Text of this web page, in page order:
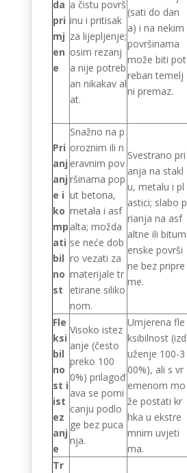
da
pri
mj
en
e
a čistu površ
inu i pritisak
za lijepljenje;
osim rezanj
a nije potreb
an nikakav al
at.
(sati do dan
a) i na nekim
površinama
može biti pot
reban temelj
ni premaz.
Pri
anj
anj
e i
ko
mp
ati
bil
no
st
Snažno na p
oroznim ili n
eravnim pov
ršinama pop
ut betona,
metala i asf
alta; možda
se neće dob
ro vezati za
materijale tr
etirane siliko
nom.
Svestrano pri
anja na stakl
u, metalu i pl
astici; slabo p
rianja na asf
altne ili bitum
enske površi
ne bez pripre
me.
Fle
ksi
bil
no
st i
ist
ez
anj
e
Visoko istez
anje (često
preko 100
0%) prilagođ
ava se pomi
canju podlo
ge bez puca
nja.
Umjerena fle
ksibilnost (izd
uženje 100-3
00%), ali s vr
emenom mo
že postati kr
hka u ekstre
mnim uvjeti
ma.
Tr